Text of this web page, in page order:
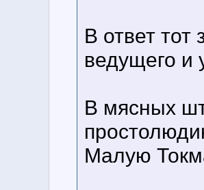
В ответ тот
ведущего и
В мясных
Малую